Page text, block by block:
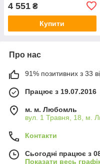
4 551 ₴
Купити
Про нас
91% позитивних з 33
Працює з 19.07.2016
м. м. Любомль
вул. 1 Травня, 18, м.
Контакти
Сьогодні працює з
Показати весь